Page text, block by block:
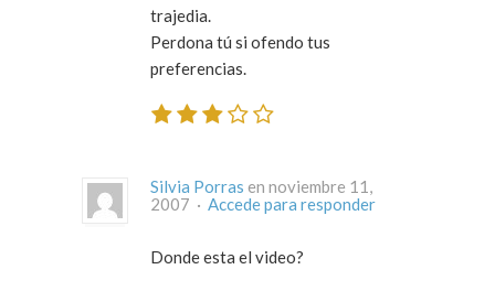
trajedia.
Perdona tú si ofendo tus
preferencias.
Silvia Porras en noviembre 11,
2007 · Accede para responder
Donde esta el video?